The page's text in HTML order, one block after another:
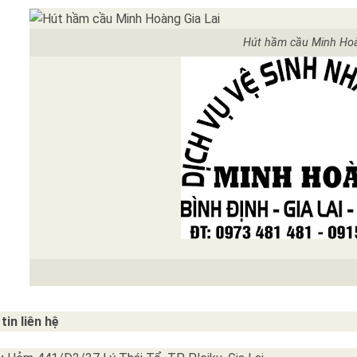
Hút hầm cầu Minh
liên hệ